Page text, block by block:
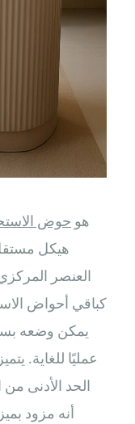
حوض هو
هيكل
العنصر
كباقي أحواض
يمكن وضعه
عمليًا للغاية.
الحد الأدنى من
أنه مزود